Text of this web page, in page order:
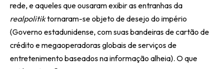
rede, e aqueles que ousaram exibir as entranhas da
realpolitiktornaram-se objeto de desejo do império
(Governo estadunidense, com suas bandeiras de cartão de
crédito e megaoperadoras globais de serviços de
entretenimento baseados na informação alheia). O que